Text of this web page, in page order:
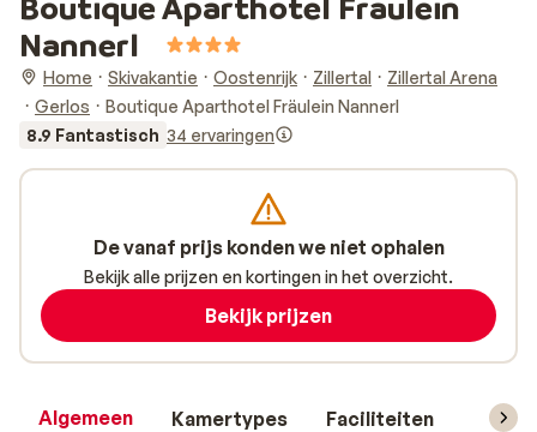
Nannerl
Home Skivakantie Oostenrijk Zillertal
Zillertal Arena
Gerlos
Boutique Aparthotel Fräulein Nannerl
8.9 Fantastisch 34 ervaringen
Algemeen Kamertypes Faciliteiten
De vanaf prijs konden we niet ophalen
Bekijk alle prijzen en kortingen in het overzicht.
Bekijk prijzen